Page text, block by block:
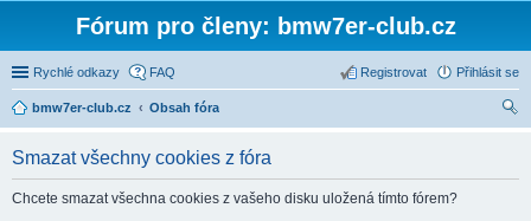
Fórum pro členy: bmw7er-club.cz
Rychlé odkazy FAQ Přihlásit se
Registrovat
bmw7er-club.cz
Obsah fóra
Smazat všechny cookies z fóra
Chcete smazat všechna cookies z vašeho disku uložená tímto fórem?